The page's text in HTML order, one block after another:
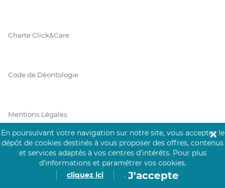
Charte Click&Care
Code de Déontologie
Mentions Légales
Prérequis Click&Care
En poursuivant votre navigation sur notre site, vous acceptez le
dépôt de cookies destinés à vous proposer des offres, contenus
et services adaptés à vos centres d’intérêts. Pour plus
d’informations et paramétrer vos cookies,
cliquez ici
. J'accepte
✕